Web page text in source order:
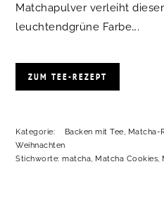
Matchapulver verleiht
leuchtendgrüne Farbe….
ZUM TEE-REZEPT
Kategorie: Backen mit Tee, Matcha-
Weihnachten
Stichworte:matcha, Matcha Cookies,